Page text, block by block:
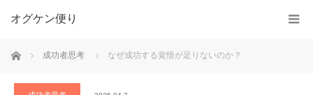
オグケン便り
ホーム 成功者思考 なぜ成功する覚悟が足りないのか？